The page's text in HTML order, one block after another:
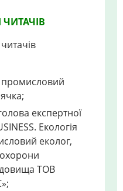
експертної
Екологія
еколог,
ТОВ